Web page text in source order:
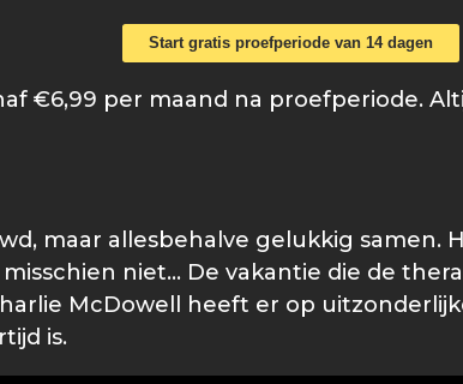
Start gratis proefperiode van 14 dagen
€6,99 per maand na proefperiode.
maar allesbehalve gelukkig
niet… De vakantie die de
McDowell heeft er op
is.